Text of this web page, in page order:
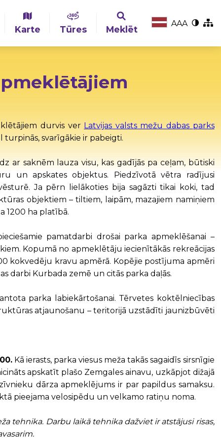
Karte Tūres Meklēt
AAA
durvis ver Latvijas valsts mežu dabas parks
turpinās, svarīgākie ir pabeigti.
ar saknēm lauza visu, kas gadījās pa ceļam, būtiski
un apskates objektus. Piedzīvotā vētra radījusi
Ja pērn lielākoties bija sagāzti tikai koki, tad
objektiem – tiltiem, laipām, mazajiem namiņiem
1200 ha platībā.
pamatdarbi drošai parka apmeklēšanai –
Kopumā no apmeklētāju iecienītākās rekreācijas
kokvedēju kravu apmērā. Kopējie postījuma apmēri
darbi Kurbada zemē un citās parka daļās.
parka labiekārtošanai. Tērvetes koktēlniecības
atjaunošanu – teritorijā uzstādīti jaunizbūvēti
Kā ierasts, parka viesus meža takās sagaidīs sirsnīgie
apskatīt plašo Zemgales ainavu, uzkāpjot dižajā
dārza apmeklējums ir par papildus samaksu.
pieejama velosipēdu un velkamo ratiņu noma.
tehnika. Darbu laikā tehnika dažviet ir atstājusi risas,